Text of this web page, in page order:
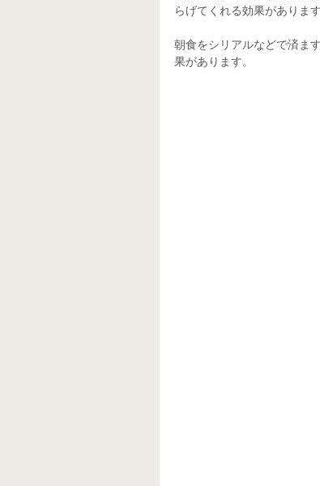
らげてくれる効果があります
朝食をシリアルなどで済ま
果があります。